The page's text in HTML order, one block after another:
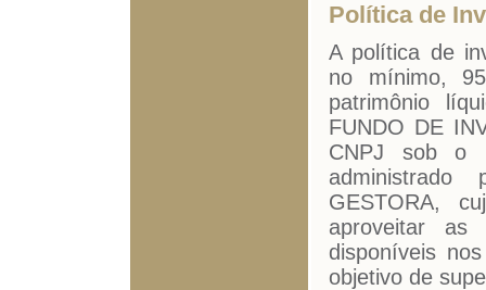
Política de
A política de
no mínimo,
patrimônio
FUNDO DE
CNPJ sob o
administrado
GESTORA,
aproveitar as
disponíveis
objetivo de